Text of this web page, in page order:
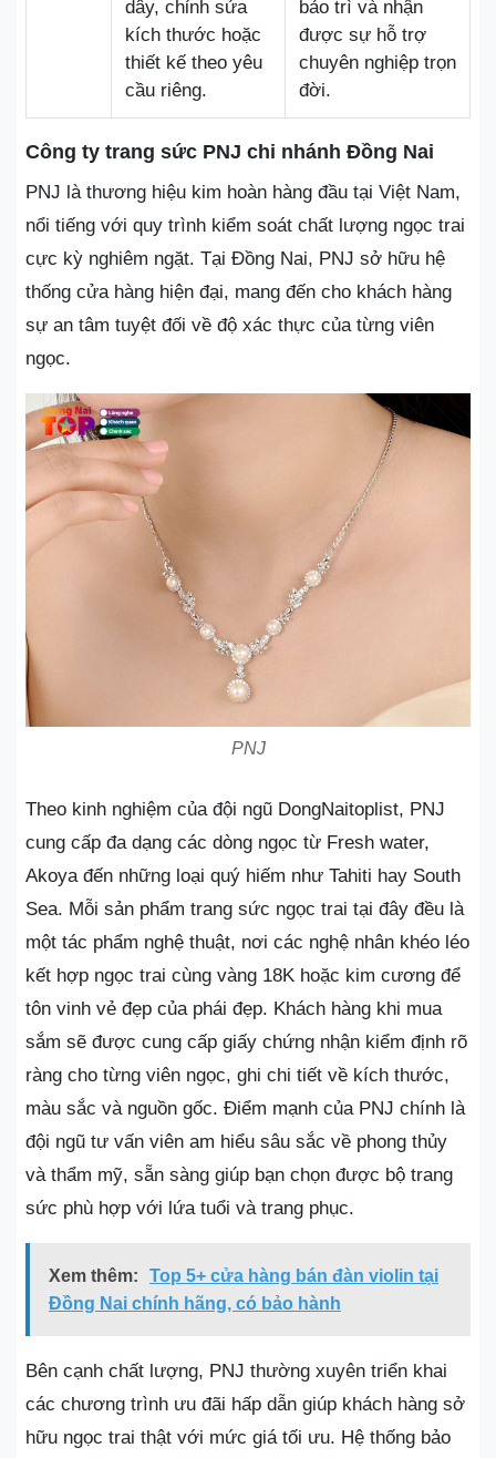
dây, chỉnh sửa
kích thước hoặc
thiết kế theo yêu
cầu riêng.
bảo trì và nhận
được sự hỗ trợ
chuyên nghiệp trọn
đời.
Công ty trang sức PNJ chi nhánh Đồng Nai
PNJ là thương hiệu kim hoàn hàng đầu tại Việt Nam,
nổi tiếng với quy trình kiểm soát chất lượng ngọc trai
cực kỳ nghiêm ngặt. Tại Đồng Nai, PNJ sở hữu hệ
thống cửa hàng hiện đại, mang đến cho khách hàng
sự an tâm tuyệt đối về độ xác thực của từng viên
ngọc.
PNJ
Theo kinh nghiệm của đội ngũ DongNaitoplist, PNJ
cung cấp đa dạng các dòng ngọc từ Fresh water,
Akoya đến những loại quý hiếm như Tahiti hay South
Sea. Mỗi sản phẩm trang sức ngọc trai tại đây đều là
một tác phẩm nghệ thuật, nơi các nghệ nhân khéo léo
kết hợp ngọc trai cùng vàng 18K hoặc kim cương để
tôn vinh vẻ đẹp của phái đẹp. Khách hàng khi mua
sắm sẽ được cung cấp giấy chứng nhận kiểm định rõ
ràng cho từng viên ngọc, ghi chi tiết về kích thước,
màu sắc và nguồn gốc. Điểm mạnh của PNJ chính là
đội ngũ tư vấn viên am hiểu sâu sắc về phong thủy
và thẩm mỹ, sẵn sàng giúp bạn chọn được bộ trang
sức phù hợp với lứa tuổi và trang phục.
Xem thêm:
Top 5+ cửa hàng bán đàn violin tại
Đồng Nai chính hãng, có bảo hành
Bên cạnh chất lượng, PNJ thường xuyên triển khai
các chương trình ưu đãi hấp dẫn giúp khách hàng sở
hữu ngọc trai thật với mức giá tối ưu. Hệ thống bảo